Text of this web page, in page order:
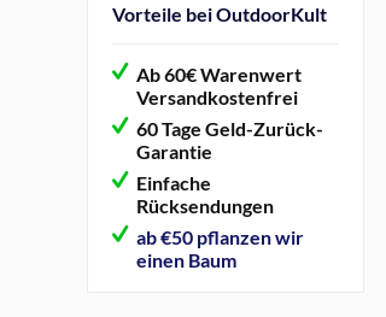
Vorteile bei OutdoorKult
Ab 60€ Warenwert
Versandkostenfrei
60 Tage Geld-Zurück-
Garantie
Einfache
Rücksendungen
ab €50 pflanzen wir
einen Baum